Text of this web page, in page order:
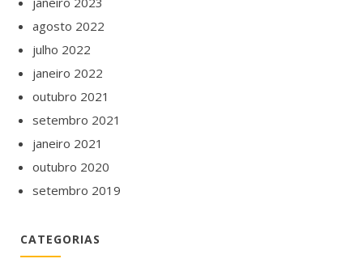
agosto 2022
julho 2022
janeiro 2022
outubro 2021
setembro 2021
janeiro 2021
outubro 2020
setembro 2019
CATEGORIAS